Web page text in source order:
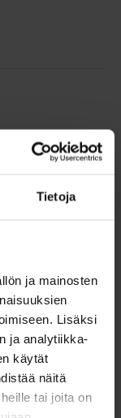
Tietoja
ja mainosten
Lisäksi
ja analytiikka-
käytät
näitä
tai joita on